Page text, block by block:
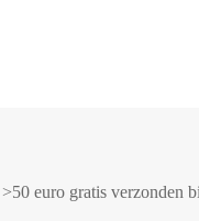
euro gratis verzonden